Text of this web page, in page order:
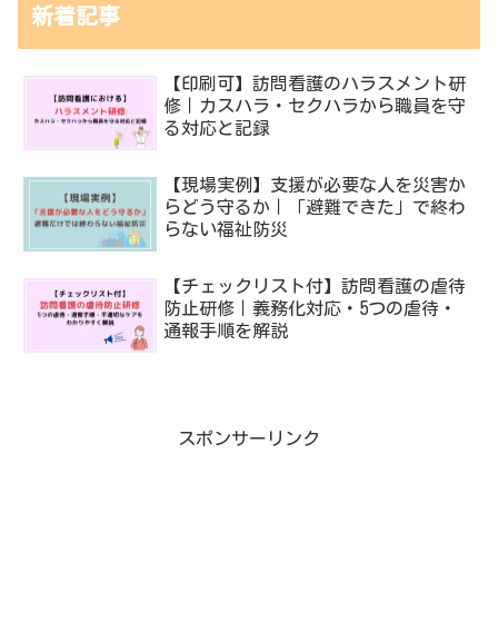
新着記事
【印刷可】訪問看護のハラスメント研
修｜カスハラ・セクハラから職員を守
る対応と記録
【現場実例】支援が必要な人を災害か
らどう守るか｜「避難できた」で終わ
らない福祉防災
【チェックリスト付】訪問看護の虐待
防止研修｜義務化対応・5つの虐待・
通報手順を解説
スポンサーリンク